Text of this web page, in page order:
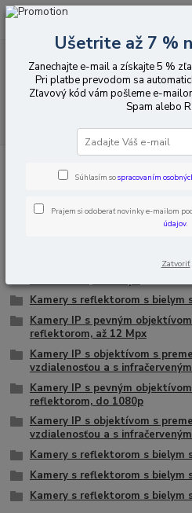
Tube kamery
Kamery IP s pevným
Kamery s reflektorom s bielym
Kamery IP s pevným
reflektorom, až 12 Mpx
Kamery IP s objektívom s
vzdialenosťou a s
Kamery IP s pevným
reflektorom, do 1080p
Kamery IP s objektívom s
vzdialenosťou a s
Kamery s reflektorom s bielym
Kamery s reflektorom s bielym
Kamery s reflektorom s bielym
Ušetrite až 7 %
Zanechajte e-mail a získajte 5 %
Pri platbe prevodom sa
Zľavový kód vám pošleme e-
Spam alebo
Súhlasím sospracovaním
Prajem si odoberať novinky e-mailom
údajov.
Zatvoriť